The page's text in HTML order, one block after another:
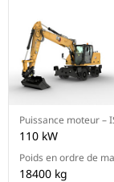
Puissance moteur –
110 kW
Poids en ordre de
18400 kg